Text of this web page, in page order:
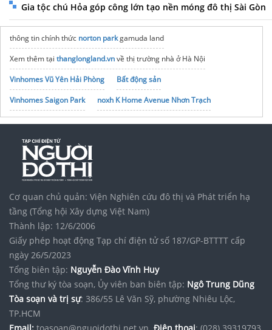
Gia tộc chú Hỏa góp công lớn tạo nền móng đô thị Sài Gòn
thông tin chính thức norton parkgamuda land
Xem thêm tại thanglongland.vnvề thị trường nhà ở Hà Nội
Vinhomes Vũ Yên Hải Phòng
Bất động sản
Vinhomes Saigon Park
noxh K Home Avenue Nhơn Trạch
Tập đoàn Bcons Group
XSMNnhanh nhất
Cơ quan chủ quản: Viện Nghiên cứu đô thị và Phát triển hạ
tầng (Tổng hội Xây dựng Việt Nam)
Thành lập: 12/6/2006
Giấy phép hoạt động Tạp chí điện tử số 187/GP-BTTTT cấp
ngày 26/5/2023
Tổng biên tập: Nguyễn Đào Vĩnh Huy
Tổng thư ký tòa soạn, Ủy viên ban biên tập: Ngô Trung Dũng
Tòa soạn và trị sự: 386/55 Lê Văn Sỹ, phường Nhiêu Lộc,
TP.HCM